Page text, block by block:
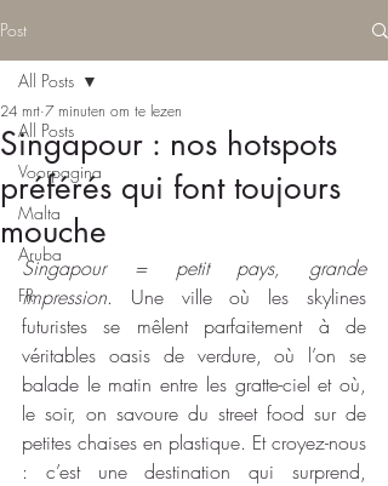
Post
All Posts
Voorpagina
Malta
Aruba
FR
All Posts
Singapour : nos hotspots
préférés qui font toujours
mouche
24 mrt 7 minuten om te lezen
Singapour = petit pays, grande
impression. Une ville où les skylines
futuristes se mêlent parfaitement à de
véritables oasis de verdure, où l’on se
balade le matin entre les gratte-ciel et où,
le soir, on savoure du street food sur de
petites chaises en plastique. Et croyez-nous
: c’est une destination qui surprend,